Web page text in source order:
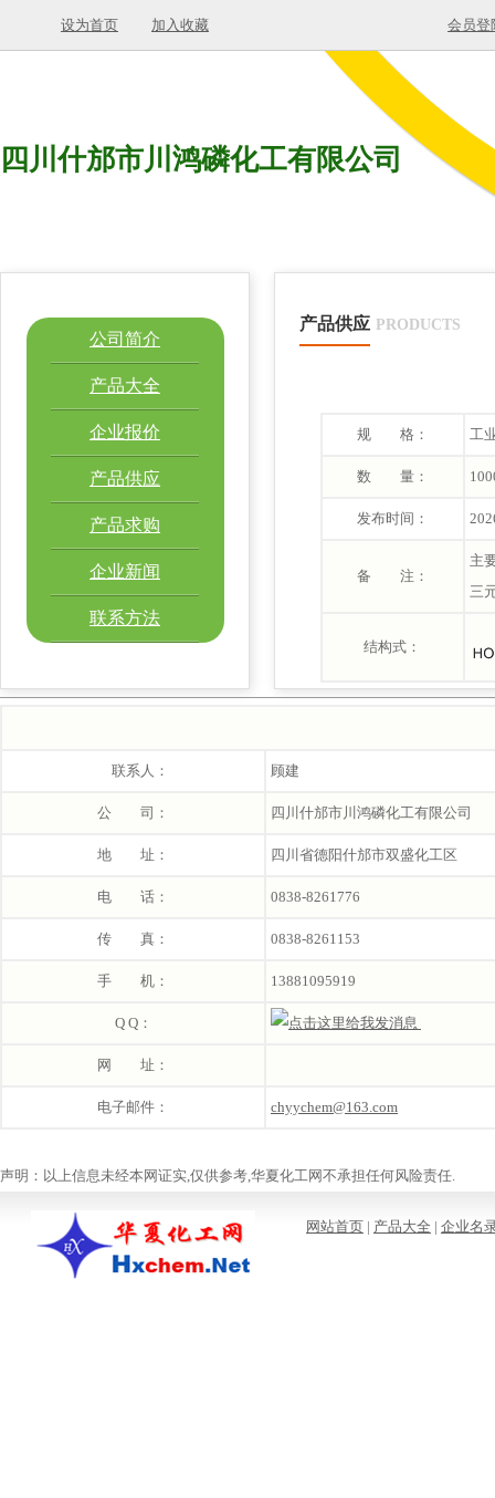
设为首页 加入收藏 会员登
四川什邡市川鸿磷化工有限公司
公司简介
产品大全
企业报价
产品供应
产品求购
企业新闻
联系方法
产品供应 PRODUCTS
规 格： 工
数 量：
发布时间：
备 注：
主
三
结构式：
联系人： 顾建
公 司： 四川什邡市川鸿磷化工有限公司
地 址： 四川省德阳什邡市双盛化工区
电 话： 0838-8261776
传 真： 0838-8261153
手 机： 13881095919
Q Q：
网 址：
电子邮件： chyychem@163.com
声明：以上信息未经本网证实,仅供参考,华夏化工网不承担任何风险责任.
网站首页 | 产品大全 | 企业名